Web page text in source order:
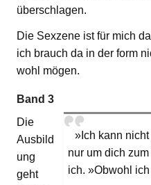
überschlagen.
Die Sexzene ist für mich
ich brauch da in der form
wohl mögen.
Band 3
»Ich kann
nur um dich
ich. »Obwohl
Die
Ausbild
ung
geht